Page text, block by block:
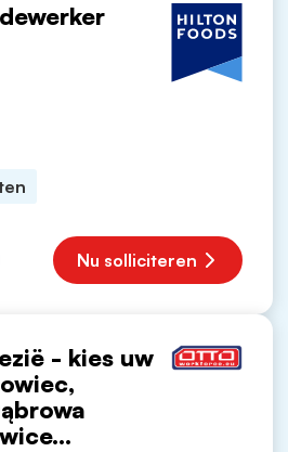
Nu solliciteren
- kies uw